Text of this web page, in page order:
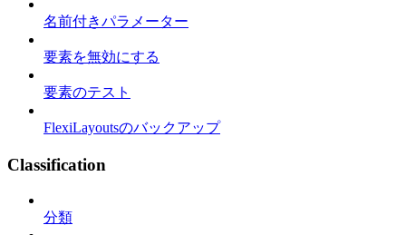
名前付きパラメーター
要素を無効にする
要素のテスト
FlexiLayoutsのバックアップ
Classification
分類